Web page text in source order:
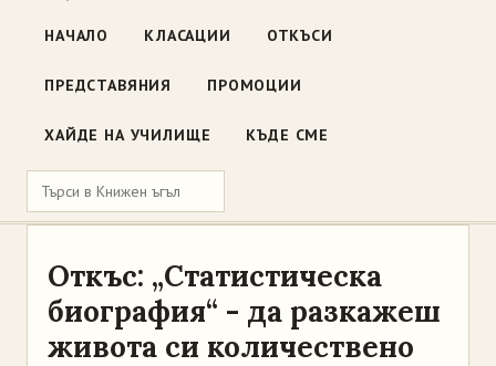
НАЧАЛО КЛАСАЦИИ ОТКЪСИ
ПРЕДСТАВЯНИЯ ПРОМОЦИИ
ХАЙДЕ НА УЧИЛИЩЕ КЪДЕ СМЕ
Откъс: „Статистическа
биография“ - да разкажеш
живота си количествено